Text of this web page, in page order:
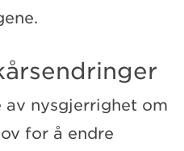
av nysgjerrighet om
for å endre